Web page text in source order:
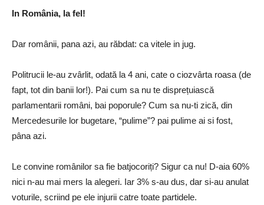
In România, la fel!
Dar românii, pana azi, au răbdat: ca vitele in jug.
Politrucii le-au zvârlit, odată la 4 ani, cate o ciozvârta roasa (de
fapt, tot din banii lor!). Pai cum sa nu te disprețuiască
parlamentarii români, bai poporule? Cum sa nu-ti zică, din
Mercedesurile lor bugetare, “pulime”? pai pulime ai si fost,
pâna azi.
Le convine românilor sa fie batjocoriți? Sigur ca nu! D-aia 60%
nici n-au mai mers la alegeri. Iar 3% s-au dus, dar si-au anulat
voturile, scriind pe ele injurii catre toate partidele.